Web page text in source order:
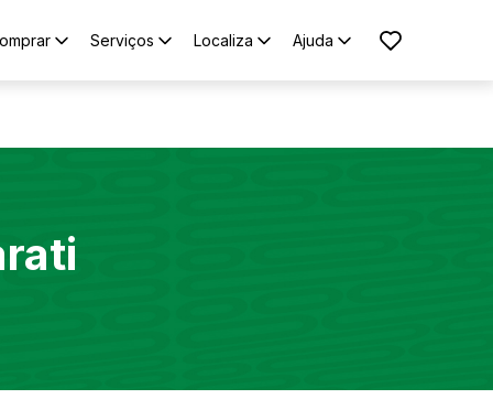
Serviços Localiza Ajuda